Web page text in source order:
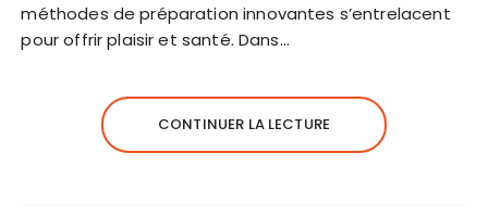
méthodes de préparation innovantes s’entrelacent
pour offrir plaisir et santé. Dans…
CONTINUER LA LECTURE